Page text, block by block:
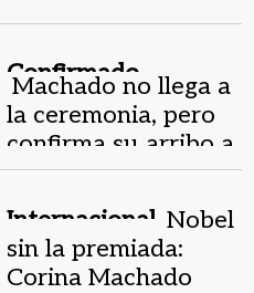
Confirmado.
Machado no llega a
la ceremonia, pero
confirma su arribo a
Noruega
Internacional. Nobel
sin la premiada:
Corina Machado